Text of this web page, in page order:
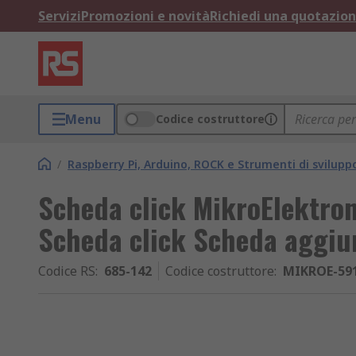
ServiziPromozioni e novitàRichiedi una
Menu Codice costruttore
/ Raspberry Pi, Arduino, ROCK e Strumenti di
Scheda click
Scheda click Scheda
Codice RS: 685-142 Codice costruttore: MIKROE-